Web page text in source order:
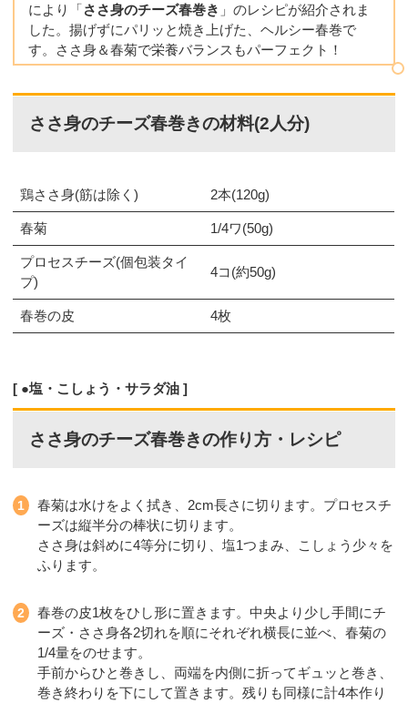
により「ささ身のチーズ春巻き 」のレシピが紹介されま
した。揚げずにパリッと焼き上げた、ヘルシー春巻で
す。ささ身＆春菊で栄養バランスもパーフェクト！
ささ身のチーズ春巻きの材料(2人分)
鶏ささ身(筋は除く) 2本(120g)
春菊 1/4ワ(50g)
プロセスチーズ(個包装タイ
プ)
4コ(約50g)
春巻の皮 4枚
●塩・こしょう・サラダ油
ささ身のチーズ春巻きの作り方・レシピ
春菊は水けをよく拭き、2cm長さに切ります。プロセスチ
ーズは縦半分の棒状に切ります。
ささ身は斜めに4等分に切り、塩1つまみ、こしょう少々を
ふります。
春巻の皮1枚をひし形に置きます。中央より少し手間にチ
ーズ・ささ身各2切れを順にそれぞれ横長に並べ、春菊の
1/4量をのせます。
手前からひと巻きし、両端を内側に折ってギュッと巻き、
巻き終わりを下にして置きます。残りも同様に計4本作り